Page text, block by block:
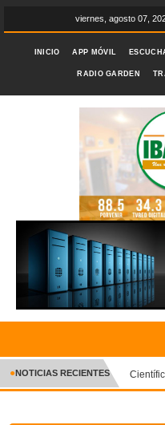
viernes, agosto 07,
INICIO APP MÓVIL
RADIO GARDEN
INICIO
CRÓNICA
NOTICIAS RECIENTES